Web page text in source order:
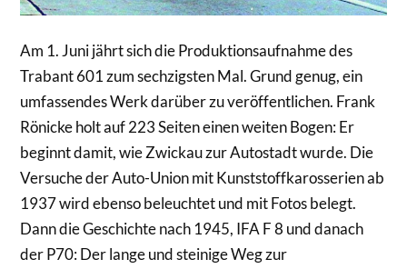
Am 1. Juni jährt sich die Produktionsaufnahme des
Trabant 601 zum sechzigsten Mal. Grund genug, ein
umfassendes Werk darüber zu veröffentlichen. Frank
Rönicke holt auf 223 Seiten einen weiten Bogen: Er
beginnt damit, wie Zwickau zur Autostadt wurde. Die
Versuche der Auto-Union mit Kunststoffkarosserien ab
1937 wird ebenso beleuchtet und mit Fotos belegt.
Dann die Geschichte nach 1945, IFA F 8 und danach
der P70: Der lange und steinige Weg zur